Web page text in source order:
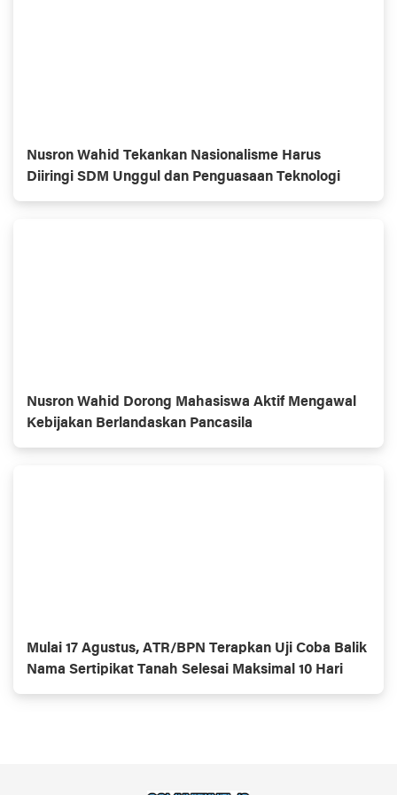
Nusron Wahid Tekankan Nasionalisme Harus
Diiringi SDM Unggul dan Penguasaan Teknologi
Nusron Wahid Dorong Mahasiswa Aktif Mengawal
Kebijakan Berlandaskan Pancasila
Mulai 17 Agustus, ATR/BPN Terapkan Uji Coba Balik
Nama Sertipikat Tanah Selesai Maksimal 10 Hari